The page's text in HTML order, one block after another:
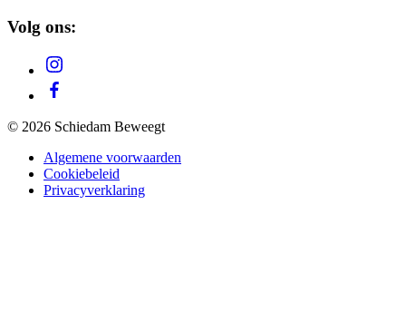
Volg ons:
© 2026 Schiedam Beweegt
Algemene voorwaarden
Cookiebeleid
Privacyverklaring